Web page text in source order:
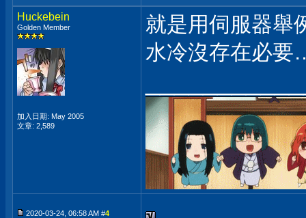
Huckebein
Golden Member
加入日期: May 2005
文章: 2,589
就是用伺服器舉
水冷沒存在必
2020-03-24, 06:58 AM #4